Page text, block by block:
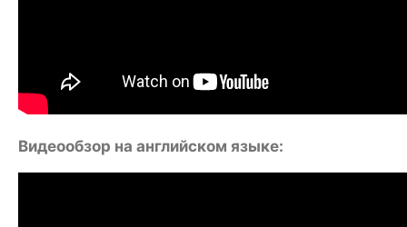
Видеообзор на английском языке: